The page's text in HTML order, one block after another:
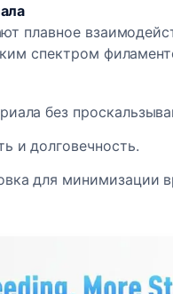
плавное
спектром
без
и долговечность.
для минимизации